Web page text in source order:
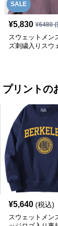
SALE
¥5,830 ¥6480(
スウェットメン
ズ刺繍入りスウ
プリントの
¥5,640 (税込)
スウェットメン